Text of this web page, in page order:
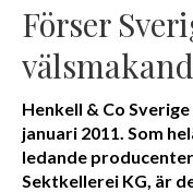
Förser
Henkell & Co
januari 2011. Som
ledande
Sektkellerei KG, är